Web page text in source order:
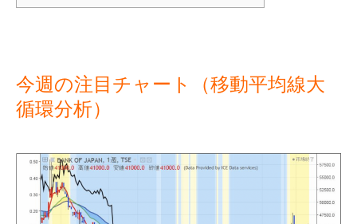
今週の注目チャート（移動平均線大
循環分析）